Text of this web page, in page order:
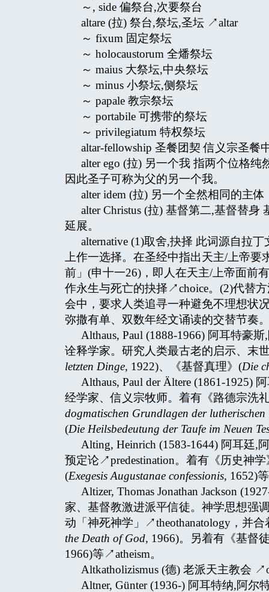
～, side 偏祭台,次要祭台
altare (拉) 祭台,祭坛,圣坛 ↗altar
～ fixum 固定祭坛
～ holocaustorum 全燔祭坛
～ maius 大祭坛,中央祭坛
～ minus 小祭坛,侧祭坛
～ papale 教宗祭坛
～ portabile 可携带的祭坛
～ privilegiatum 特权祭坛
altar-fellowship 圣餐团契 信义宗圣餐
alter ego (拉) 另一个我 指两个位格
因此圣子可称为父的另一个我。
alter idem (拉) 另一个全然相同的主体
alter Christus (拉) 基督第二,基督替
延展。
alternative (1)取舍,抉择 此词源自拉
上作一选择。在圣经中指出天主/上帝
前」(申十一26)，即人在天主/上帝面前
作永生与死亡的抉择↗choice。(2)代替
会中，要求人类追寻一种避免不理想状
弥撒有单、双数年经文诵读的交替节奏
Althaus, Paul (1888-1966) 阿耳特豪
诠释学家。研究人类最古老的启示、末
letzten Dinge, 1922)、《基督真理》(Die
Althaus, Paul der Ältere (1861-1925)
经学家、信义宗牧师。着有《路德宗洗
dogmatischen Grundlagen der
(Die Heilsbedeutung der Taufe im Neuen
Alting, Heinrich (1583-1644) 阿耳廷,
预定论↗predestination。着有《历史神学
(Exegesis Augustanae confessionis, 1652)
Altizer, Thomas Jonathan Jackson
家、基督教激进派平信徒。神学思想强
动「神死神学」↗theothanatology，并
the Death of God, 1966)。另着有《基督
1966)等↗atheism。
Altkatholizismus (德) 老派天主教会
Altner, Günter (1936-) 阿耳特纳,阿